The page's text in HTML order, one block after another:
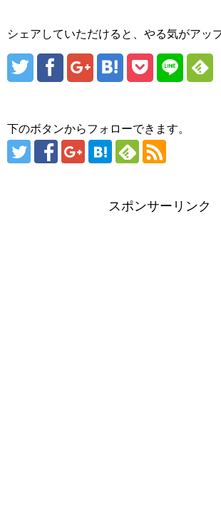
シェアしていただけると、やる気がアッ
下のボタンからフォローできます。
スポンサーリンク